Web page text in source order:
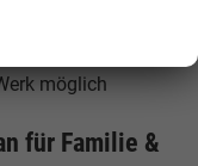
möglich
für Familie &